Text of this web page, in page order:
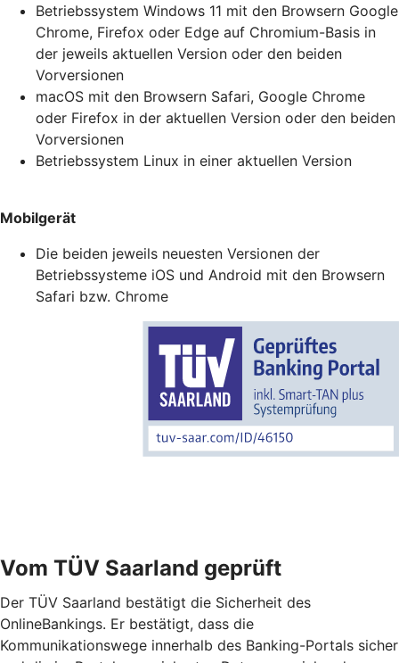
Betriebssystem Windows 11 mit den Browsern Google
Chrome, Firefox oder Edge auf Chromium-Basis in
der jeweils aktuellen Version oder den beiden
Vorversionen
macOS mit den Browsern Safari, Google Chrome
oder Firefox in der aktuellen Version oder den beiden
Vorversionen
Betriebssystem Linux in einer aktuellen Version
Mobilgerät
Die beiden jeweils neuesten Versionen der
Betriebssysteme iOS und Android mit den Browsern
Safari bzw. Chrome
Vom TÜV Saarland geprüft
Der TÜV Saarland bestätigt die Sicherheit des
OnlineBankings. Er bestätigt, dass die
Kommunikationswege innerhalb des Banking-Portals sicher